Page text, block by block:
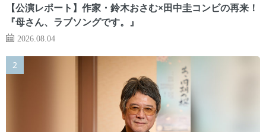
【公演レポート】作家・鈴木おさむ×田中圭コンビの再来！
『母さん、ラブソングです。』
2026.08.04